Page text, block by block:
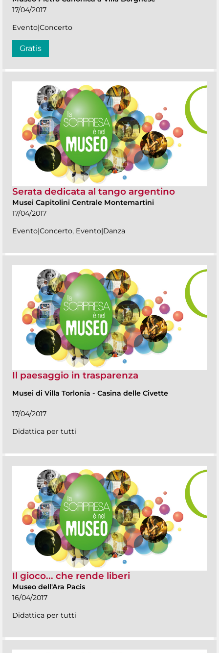
17/04/2017
Evento|Concerto
Gratis
Serata dedicata al tango argentino
Musei Capitolini Centrale Montemartini
17/04/2017
Evento|Concerto, Evento|Danza
Il paesaggio in trasparenza
Musei di Villa Torlonia - Casina delle Civette
17/04/2017
Didattica per tutti
Il gioco... che rende liberi
Museo dell'Ara Pacis
16/04/2017
Didattica per tutti